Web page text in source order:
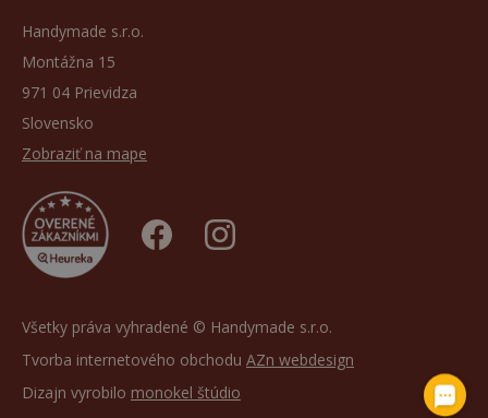
Handymade s.r.o.
Montážna 15
971 04 Prievidza
Slovensko
Zobraziť na mape
Všetky práva vyhradené © Handymade s.r.o.
Tvorba internetového obchodu AZn webdesign
Dizajn vyrobilo monokel štúdio